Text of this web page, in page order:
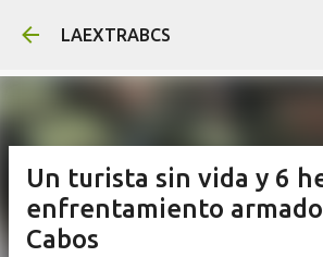
LAEXTRABCS
Un turista sin vida y 6
enfrentamiento
Cabos